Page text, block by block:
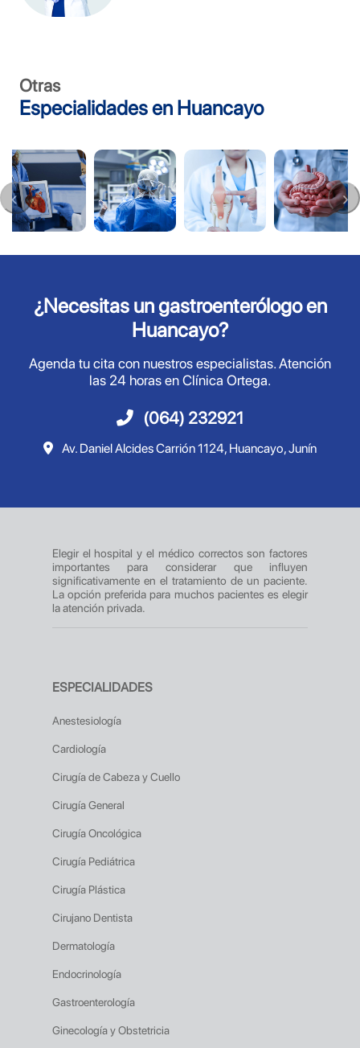
Otras
Especialidades en Huancayo
¿Necesitas un gastroenterólogo en
Huancayo?
Agenda tu cita con nuestros especialistas. Atención
las 24 horas en Clínica Ortega.
(064) 232921
Av. Daniel Alcides Carrión 1124, Huancayo, Junín
Elegir el hospital y el médico correctos son factores
importantes para considerar que influyen
significativamente en el tratamiento de un paciente.
La opción preferida para muchos pacientes es elegir
la atención privada.
ESPECIALIDADES
Anestesiología
Cardiología
Cirugía de Cabeza y Cuello
Cirugía General
Cirugía Oncológica
Cirugía Pediátrica
Cirugía Plástica
Cirujano Dentista
Dermatología
Endocrinología
Gastroenterología
Ginecología y Obstetricia